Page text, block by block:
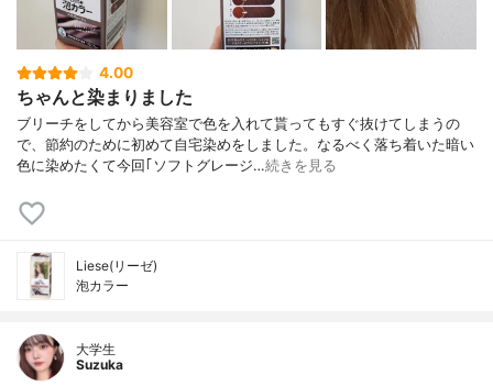
4.00
ちゃんと染まりました
ブリーチをしてから美容室で色を入れて貰ってもすぐ抜けてしまうの
で、節約のために初めて自宅染めをしました。なるべく落ち着いた暗い
色に染めたくて今回｢ソフトグレージ…続きを見る
Liese(リーゼ)
泡カラー
大学生
Suzuka